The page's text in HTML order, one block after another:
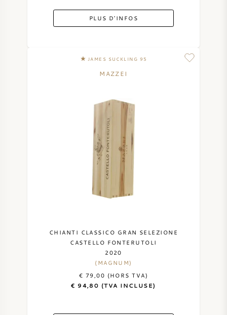
PLUS D'INFOS
JAMES SUCKLING 95
MAZZEI
CHIANTI CLASSICO GRAN SELEZIONE
CASTELLO FONTERUTOLI
2020
(MAGNUM)
€ 79,00 (HORS TVA)
€ 94,80 (TVA INCLUSE)